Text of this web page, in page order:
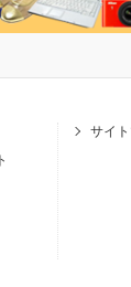
サイ